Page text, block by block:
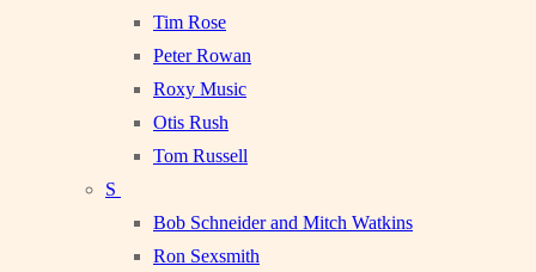
Tim Rose
Peter Rowan
Roxy Music
Otis Rush
Tom Russell
S
Bob Schneider and Mitch Watkins
Ron Sexsmith